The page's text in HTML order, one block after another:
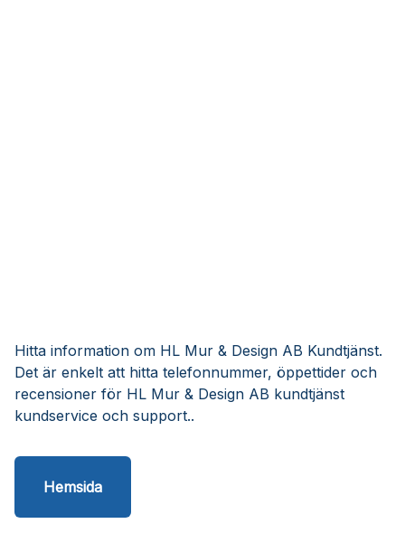
Hitta information om HL Mur & Design AB Kundtjänst.
Det är enkelt att hitta telefonnummer, öppettider och
recensioner för HL Mur & Design AB kundtjänst
kundservice och support..
Hemsida